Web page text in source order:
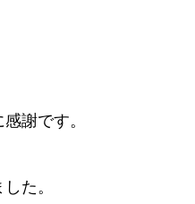
謝です。
た。